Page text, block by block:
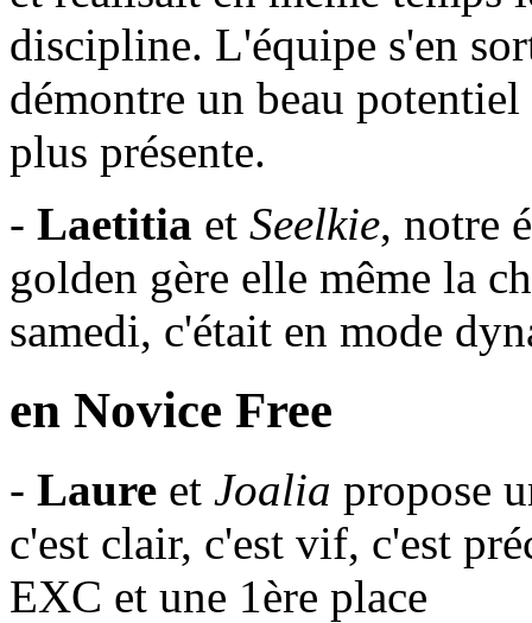
discipline. L'équipe s'en
démontre un beau
plus présente.
- Laetitia et Seelkie, notre
golden gère elle même la
samedi, c'était en mode
en Novice Free
- Laure et Joalia propose
c'est clair, c'est vif, c'est
EXC et une 1ère place